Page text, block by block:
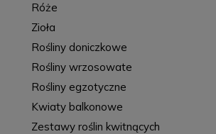
Róże
Zioła
Rośliny doniczkowe
Rośliny wrzosowate
Rośliny egzotyczne
Kwiaty balkonowe
Zestawy roślin kwitnących